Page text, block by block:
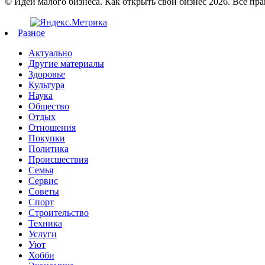
Разное
Актуально
Другие материалы
Здоровье
Культура
Наука
Общество
Отдых
Отношения
Покупки
Политика
Происшествия
Семья
Сервис
Советы
Спорт
Строительство
Техника
Услуги
Уют
Хобби